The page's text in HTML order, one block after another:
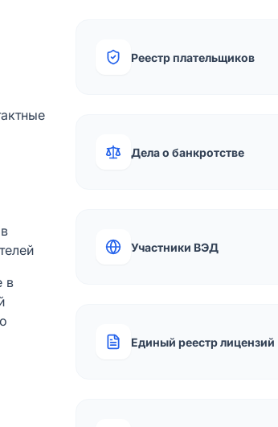
в
Реестр плательщиков
Дела о банкротстве
Участники ВЭД
Единый реестр лицензий